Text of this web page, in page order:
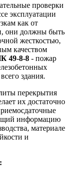
проверки
эксплуатации
как от
они должны быть
жесткостью,
качеством
49-8-8 - пожар
здания.
перекрытия
их достаточно
информацию
материале
и